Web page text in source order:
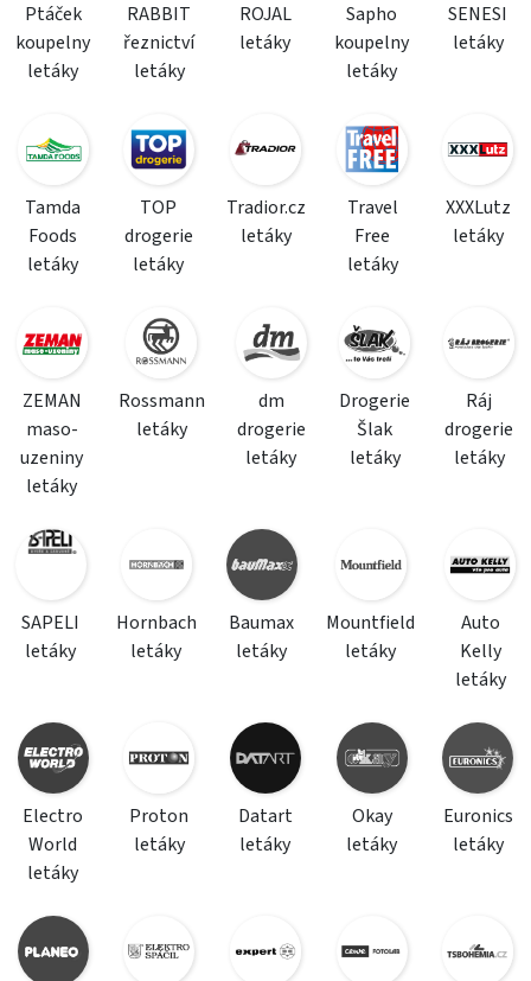
Ptáček
koupelny
letáky
RABBIT
řeznictví
letáky
ROJAL
letáky
Sapho
koupelny
letáky
SENESI
letáky
Tamda
Foods
letáky
TOP
drogerie
letáky
Tradior.cz
letáky
Travel
Free
letáky
XXXLutz
letáky
ZEMAN
maso-
uzeniny
letáky
Rossmann
letáky
dm
drogerie
letáky
Drogerie
Šlak
letáky
Ráj
drogerie
letáky
SAPELI
letáky
Hornbach
letáky
Baumax
letáky
Mountfield
letáky
Auto
Kelly
letáky
Electro
World
letáky
Proton
letáky
Datart
letáky
Okay
letáky
Euronics
letáky